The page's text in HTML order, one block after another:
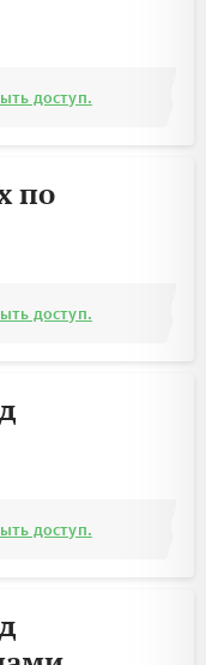
доступ.
по
доступ.
доступ.